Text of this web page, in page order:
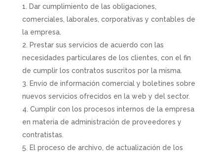
Dar cumplimiento de las obligaciones,
comerciales, laborales, corporativas y contables de
la empresa.
Prestar sus servicios de acuerdo con las
necesidades particulares de los clientes, con el fin
de cumplir los contratos suscritos por la misma.
Envío de información comercial y boletines sobre
nuevos servicios ofrecidos en la web y del sector.
Cumplir con los procesos internos de la empresa
en materia de administración de proveedores y
contratistas.
El proceso de archivo, de actualización de los